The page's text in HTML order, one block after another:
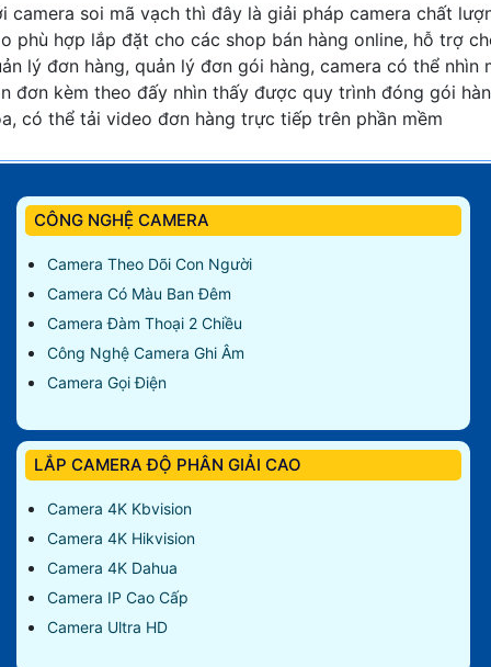
camera soi mã vạch thì đây là giải pháp camera chất
phù hợp lắp đặt cho các shop bán hàng online, hỗ trợ
lý đơn hàng, quản lý đơn gói hàng, camera có thể nhìn
đơn kèm theo đấy nhìn thấy được quy trình đóng gói
có thể tải video đơn hàng trực tiếp trên phần mềm
CÔNG NGHỆ CAMERA
Camera Theo Dõi Con Người
Camera Có Màu Ban Đêm
Camera Đàm Thoại 2 Chiều
Công Nghệ Camera Ghi Âm
Camera Gọi Điện
LẮP CAMERA ĐỘ PHÂN GIẢI CAO
Camera 4K Kbvision
Camera 4K Hikvision
Camera 4K Dahua
Camera IP Cao Cấp
Camera Ultra HD